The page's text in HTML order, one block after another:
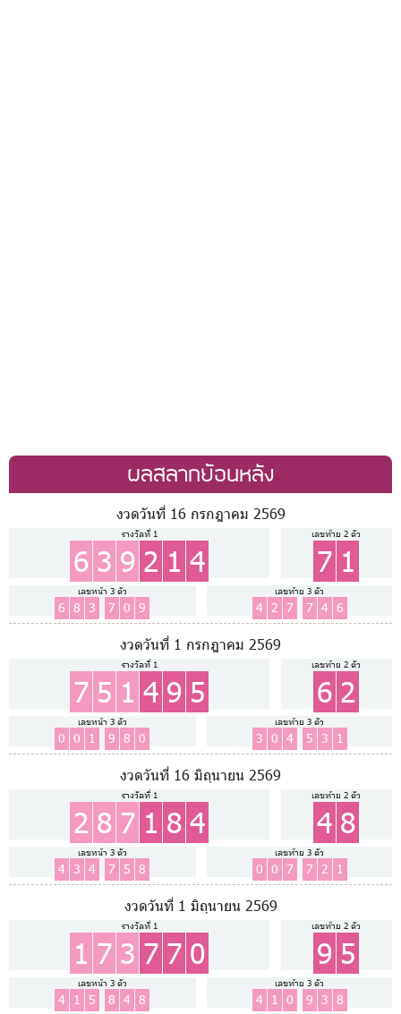
ผลสลากย้อนหลัง
งวดวันที่ 16 กรกฎาคม 2569
รางวัลที่ 1
6 3 9 2 1 4
เลขท้าย 2 ตัว
7 1
เลขหน้า 3 ตัว
6 8 3 7 0 9
เลขท้าย 3 ตัว
4 2 7 7 4 6
งวดวันที่ 1 กรกฎาคม 2569
รางวัลที่ 1
7 5 1 4 9 5
เลขท้าย 2 ตัว
6 2
เลขหน้า 3 ตัว
0 0 1 9 8 0
เลขท้าย 3 ตัว
3 0 4 5 3 1
งวดวันที่ 16 มิถุนายน 2569
รางวัลที่ 1
2 8 7 1 8 4
เลขท้าย 2 ตัว
4 8
เลขหน้า 3 ตัว
4 3 4 7 5 8
เลขท้าย 3 ตัว
0 0 7 7 2 1
งวดวันที่ 1 มิถุนายน 2569
รางวัลที่ 1
1 7 3 7 7 0
เลขท้าย 2 ตัว
9 5
เลขหน้า 3 ตัว
4 1 5 8 4 8
เลขท้าย 3 ตัว
4 1 0 9 3 8